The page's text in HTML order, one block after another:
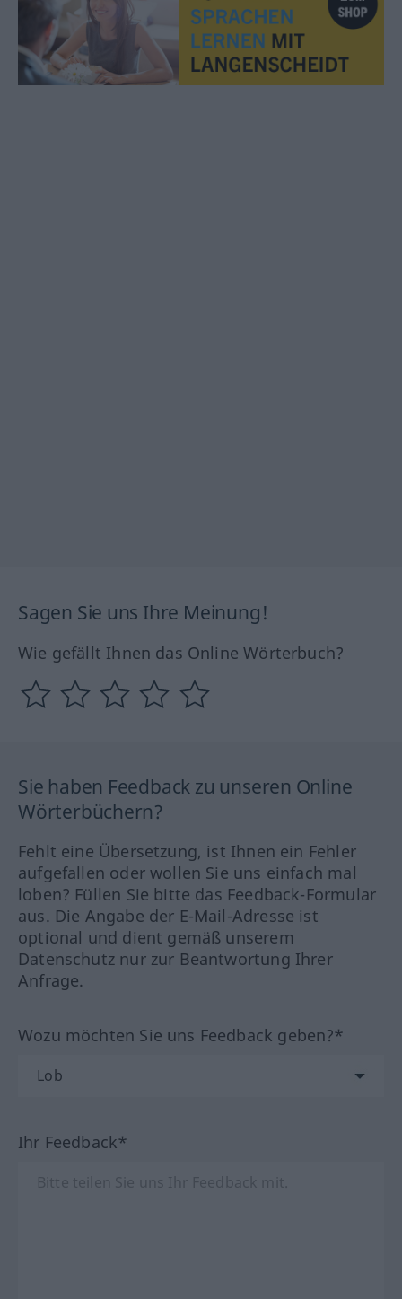
Sagen Sie uns Ihre Meinung!
Wie gefällt Ihnen das Online Wörterbuch?
Sie haben Feedback zu unseren Online
Wörterbüchern?
Fehlt eine Übersetzung, ist Ihnen ein Fehler
aufgefallen oder wollen Sie uns einfach mal
loben? Füllen Sie bitte das Feedback-Formular
aus. Die Angabe der E-Mail-Adresse ist
optional und dient gemäß unserem
Datenschutz nur zur Beantwortung Ihrer
Anfrage.
Wozu möchten Sie uns Feedback geben?*
Ihr Feedback*